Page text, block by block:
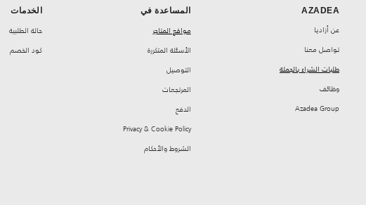
AZADEA
‏عن أزاديا
تواصل معنا
طلبات الشراء بالجملة
‏وظائف
Azadea Group
المساعدة في
مواقع المتاجر
‏الأسئلة المتكررة
‏التوصيل
‏المرتجعات
‏الدفع
Privacy & Cookie Policy
‏الشروط والأحكام
الخدمات
حالة الطلبية
كود الخصم